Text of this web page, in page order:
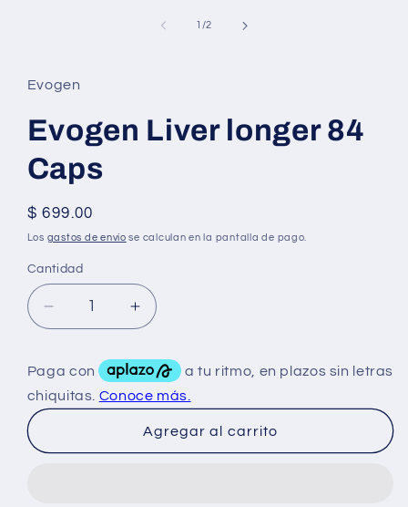
ventana
modal
1 /de
2
Evogen
Evogen Liver longer 84
Caps
Precio
habitual
$ 699.00
Los gastos de envío se calculan en la pantalla de pago.
Cantidad
Reducir
cantidad
Evogen
Liver
longer
Caps
Aumentar
cantidad
para
Evogen
Liver
longer
84
Caps
Agregar al carrito